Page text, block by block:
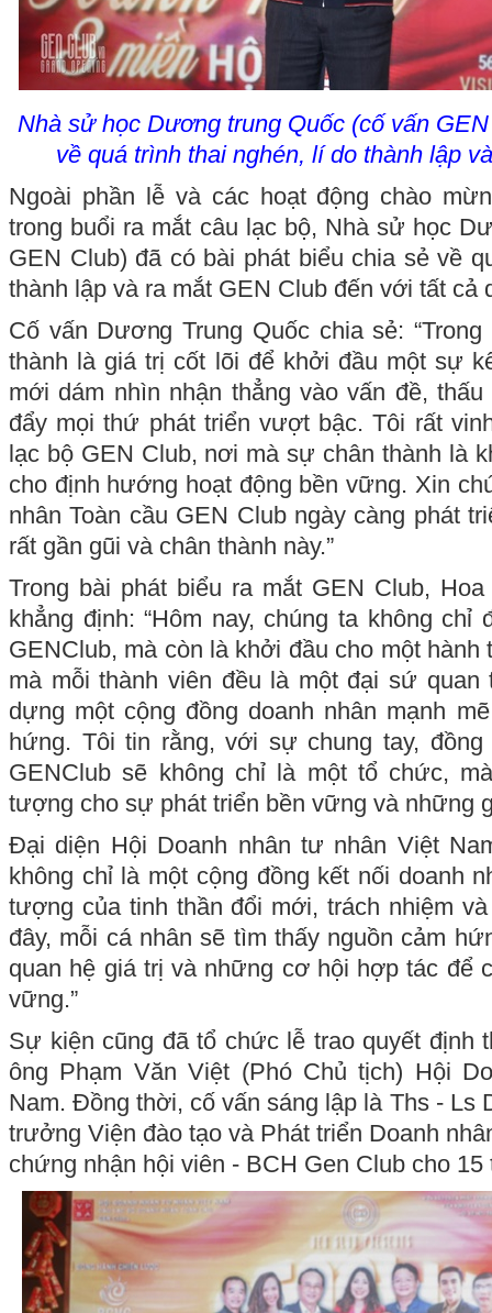
Nhà sử học Dương trung Quốc (cố vấn
về quá trình thai nghén, lí do thành lập
Ngoài phần lễ và các hoạt động chào
trong buổi ra mắt câu lạc bộ, Nhà sử học
GEN Club) đã có bài phát biểu chia sẻ về
thành lập và ra mắt GEN Club đến với tất cả
Cố vấn Dương Trung Quốc chia sẻ:
thành là giá trị cốt lõi để khởi đầu một sự
mới dám nhìn nhận thẳng vào vấn đề,
đẩy mọi thứ phát triển vượt bậc. Tôi rất
lạc bộ GEN Club, nơi mà sự chân thành là
cho định hướng hoạt động bền vững. Xin
nhân Toàn cầu GEN Club ngày càng phát
rất gần gũi và chân thành này.”
Trong bài phát biểu ra mắt GEN Club,
khẳng định: “Hôm nay, chúng ta không
GENClub, mà còn là khởi đầu cho một
mà mỗi thành viên đều là một đại sứ quan
dựng một cộng đồng doanh nhân mạnh
hứng. Tôi tin rằng, với sự chung tay,
GENClub sẽ không chỉ là một tổ chức,
tượng cho sự phát triển bền vững và những
Đại diện Hội Doanh nhân tư nhân Việt
không chỉ là một cộng đồng kết nối doanh
tượng của tinh thần đổi mới, trách nhiệm
đây, mỗi cá nhân sẽ tìm thấy nguồn cảm
quan hệ giá trị và những cơ hội hợp tác để
vững.”
Sự kiện cũng đã tổ chức lễ trao quyết định
ông Phạm Văn Việt (Phó Chủ tịch) Hội
Nam. Đồng thời, cố vấn sáng lập là Ths - Ls
trưởng Viện đào tạo và Phát triển Doanh
chứng nhận hội viên - BCH Gen Club cho 15